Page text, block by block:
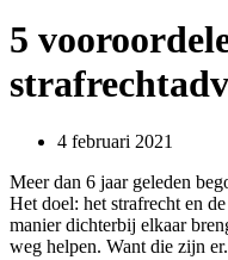
5
4 februari 2021
Meer dan 6 jaar geleden
Het doel: het strafrecht en
manier dichterbij elkaar
weg helpen. Want die zijn er.